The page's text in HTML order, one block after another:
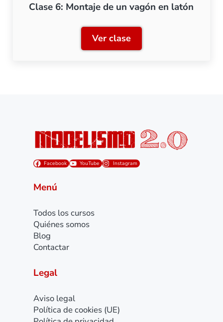
Clase 6: Montaje de un vagón en latón
Ver claseClase 6: Montaje de un
Facebook YouTube Instagram
Menú
Todos los cursos
Quiénes somos
Blog
Contactar
Legal
Aviso legal
Política de cookies (UE)